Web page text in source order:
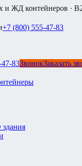
и ЖД контейнеров ·
+7 (800) 555-47-83
83ЗвонокЗаказать